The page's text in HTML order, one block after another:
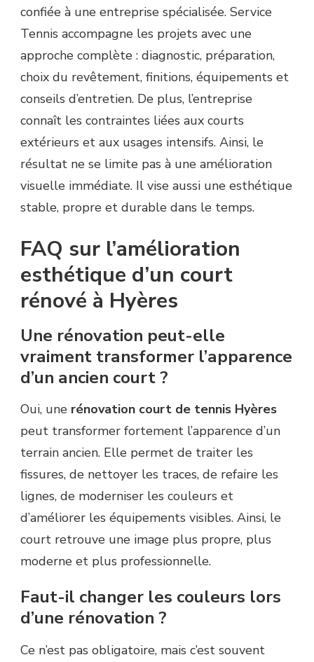
confiée à une entreprise spécialisée. Service
Tennis accompagne les projets avec une
approche complète : diagnostic, préparation,
choix du revêtement, finitions, équipements et
conseils d’entretien. De plus, l’entreprise
connaît les contraintes liées aux courts
extérieurs et aux usages intensifs. Ainsi, le
résultat ne se limite pas à une amélioration
visuelle immédiate. Il vise aussi une esthétique
stable, propre et durable dans le temps.
FAQ sur l’amélioration
esthétique d’un court
rénové à Hyères
Une rénovation peut-elle
vraiment transformer l’apparence
d’un ancien court ?
Oui, une rénovation court de tennis Hyères
peut transformer fortement l’apparence d’un
terrain ancien. Elle permet de traiter les
fissures, de nettoyer les traces, de refaire les
lignes, de moderniser les couleurs et
d’améliorer les équipements visibles. Ainsi, le
court retrouve une image plus propre, plus
moderne et plus professionnelle.
Faut-il changer les couleurs lors
d’une rénovation ?
Ce n’est pas obligatoire, mais c’est souvent